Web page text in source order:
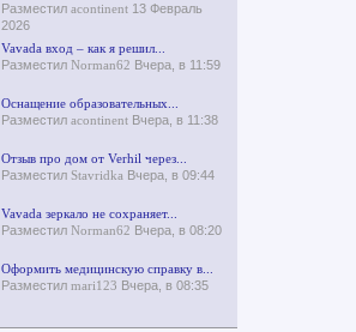
Разместил acontinent 13 Февраль
2026
Vavada вход – как я решил...
Разместил Norman62 Вчера, в 11:59
Оснащение образовательных...
Разместил acontinent Вчера, в 11:38
Отзыв про дом от Verhil через...
Разместил Stavridka Вчера, в 09:44
Vavada зеркало не сохраняет...
Разместил Norman62 Вчера, в 08:20
Оформить медицинскую справку в...
Разместил mari123 Вчера, в 08:35